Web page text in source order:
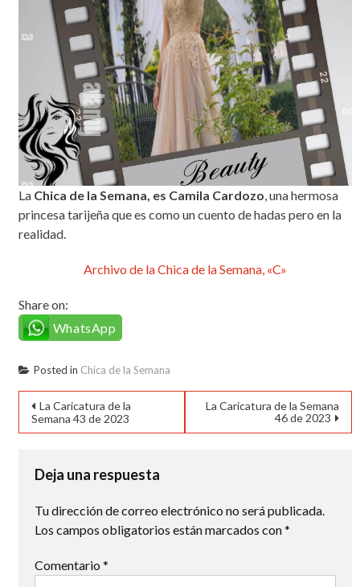
La Chica de la Semana, es Camila Cardozo, una hermosa
princesa tarijeña que es como un cuento de hadas pero en la
realidad.
Archivo de la Chica de la Semana, «C»
Share on:
WhatsApp
Posted in Chica de la Semana
Navegación
de
entradas
La Caricatura de la
Semana 43 de 2023
La Caricatura de la Semana
46 de 2023
Deja una respuesta
Tu dirección de correo electrónico no será publicada.
Los campos obligatorios están marcados con*
Comentario *